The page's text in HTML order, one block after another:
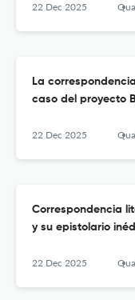
22 Dec 2025
La
caso del proyecto
22 Dec 2025
Correspondencia
y su epistolario
22 Dec 2025